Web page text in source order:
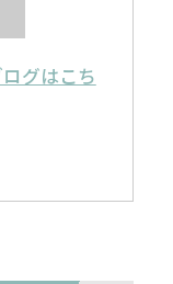
グはこち